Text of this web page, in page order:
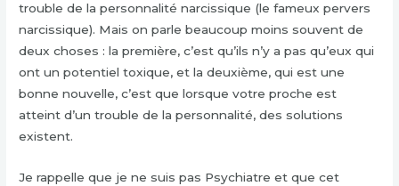
trouble de la personnalité narcissique (le fameux pervers
narcissique). Mais on parle beaucoup moins souvent de
deux choses : la première, c’est qu’ils n’y a pas qu’eux qui
ont un potentiel toxique, et la deuxième, qui est une
bonne nouvelle, c’est que lorsque votre proche est
atteint d’un trouble de la personnalité, des solutions
existent.
Je rappelle que je ne suis pas Psychiatre et que cet